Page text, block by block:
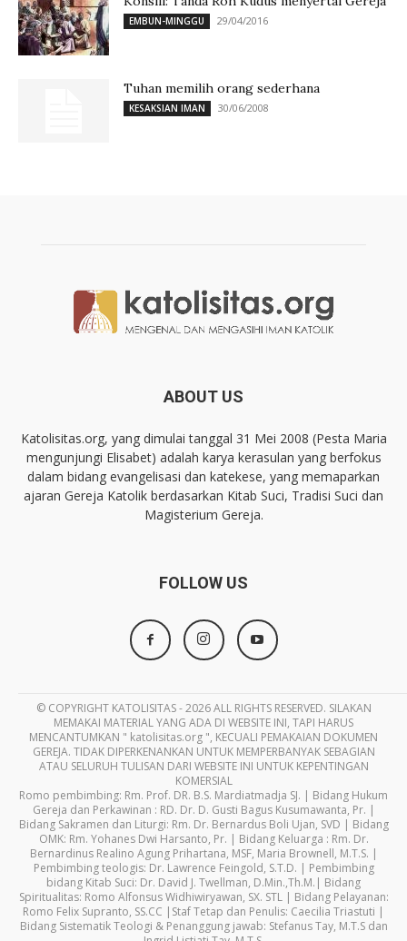
EMBUN-MINGGU 29/04/2016
Tuhan memilih orang sederhana
KESAKSIAN IMAN 30/06/2008
ABOUT US
Katolisitas.org, yang dimulai tanggal 31 Mei 2008 (Pesta Maria
mengunjungi Elisabet) adalah karya kerasulan yang berfokus
dalam bidang evangelisasi dan katekese, yang memaparkan
ajaran Gereja Katolik berdasarkan Kitab Suci, Tradisi Suci dan
Magisterium Gereja.
FOLLOW US
© COPYRIGHT KATOLISITAS - 2026 ALL RIGHTS RESERVED. SILAKAN
MEMAKAI MATERIAL YANG ADA DI WEBSITE INI, TAPI HARUS
MENCANTUMKAN " katolisitas.org ", KECUALI PEMAKAIAN DOKUMEN
GEREJA. TIDAK DIPERKENANKAN UNTUK MEMPERBANYAK SEBAGIAN
ATAU SELURUH TULISAN DARI WEBSITE INI UNTUK KEPENTINGAN
KOMERSIAL
Romo pembimbing: Rm. Prof. DR. B.S. Mardiatmadja SJ. | Bidang Hukum
Gereja dan Perkawinan : RD. Dr. D. Gusti Bagus Kusumawanta, Pr. |
Bidang Sakramen dan Liturgi: Rm. Dr. Bernardus Boli Ujan, SVD | Bidang
OMK: Rm. Yohanes Dwi Harsanto, Pr. | Bidang Keluarga : Rm. Dr.
Bernardinus Realino Agung Prihartana, MSF, Maria Brownell, M.T.S. |
Pembimbing teologis: Dr. Lawrence Feingold, S.T.D. | Pembimbing
bidang Kitab Suci: Dr. David J. Twellman, D.Min.,Th.M.| Bidang
Spiritualitas: Romo Alfonsus Widhiwiryawan, SX. STL | Bidang Pelayanan:
Romo Felix Supranto, SS.CC |Staf Tetap dan Penulis: Caecilia Triastuti |
Bidang Sistematik Teologi & Penanggung jawab: Stefanus Tay, M.T.S dan